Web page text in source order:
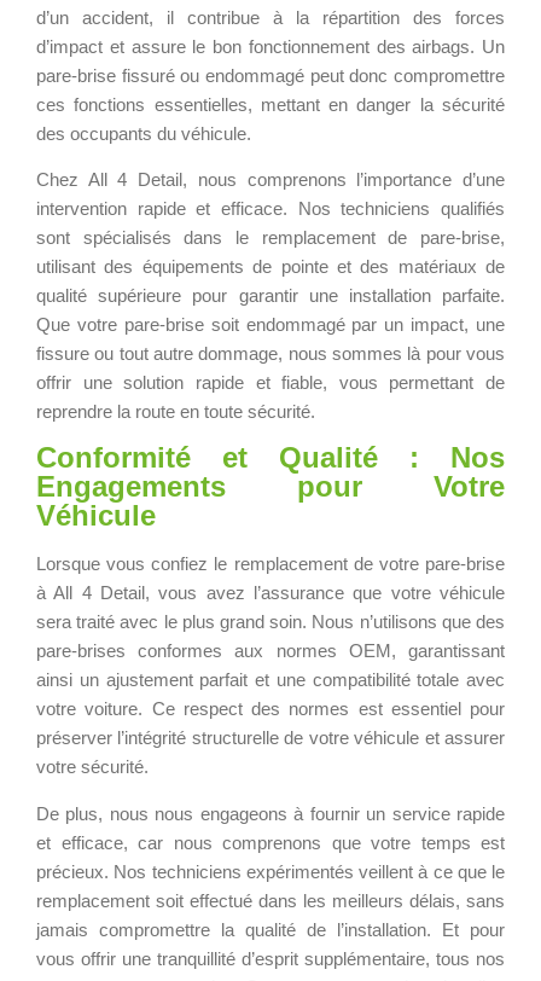
d’un accident, il contribue à la répartition des forces
d’impact et assure le bon fonctionnement des airbags. Un
pare-brise fissuré ou endommagé peut donc compromettre
ces fonctions essentielles, mettant en danger la sécurité
des occupants du véhicule.
Chez All 4 Detail, nous comprenons l’importance d’une
intervention rapide et efficace. Nos techniciens qualifiés
sont spécialisés dans le remplacement de pare-brise,
utilisant des équipements de pointe et des matériaux de
qualité supérieure pour garantir une installation parfaite.
Que votre pare-brise soit endommagé par un impact, une
fissure ou tout autre dommage, nous sommes là pour vous
offrir une solution rapide et fiable, vous permettant de
reprendre la route en toute sécurité.
Conformité et Qualité : Nos
Engagements pour Votre
Véhicule
Lorsque vous confiez le remplacement de votre pare-brise
à All 4 Detail, vous avez l’assurance que votre véhicule
sera traité avec le plus grand soin. Nous n’utilisons que des
pare-brises conformes aux normes OEM, garantissant
ainsi un ajustement parfait et une compatibilité totale avec
votre voiture. Ce respect des normes est essentiel pour
préserver l’intégrité structurelle de votre véhicule et assurer
votre sécurité.
De plus, nous nous engageons à fournir un service rapide
et efficace, car nous comprenons que votre temps est
précieux. Nos techniciens expérimentés veillent à ce que le
remplacement soit effectué dans les meilleurs délais, sans
jamais compromettre la qualité de l’installation. Et pour
vous offrir une tranquillité d’esprit supplémentaire, tous nos